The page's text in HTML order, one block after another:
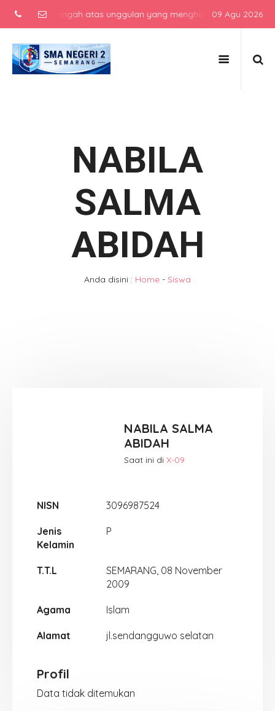
menengah atas unggulan yang menghasilkan lulusan
09 Agu 2026
NABILA
SALMA
ABIDAH
Anda disini : Home - Siswa
NABILA SALMA
ABIDAH
Saat ini diX-09
NISN 3096987524
Jenis
Kelamin
P
T.T.L
SEMARANG, 08 November
2009
Agama Islam
Alamat jl.sendangguwo selatan
Profil
Data tidak ditemukan